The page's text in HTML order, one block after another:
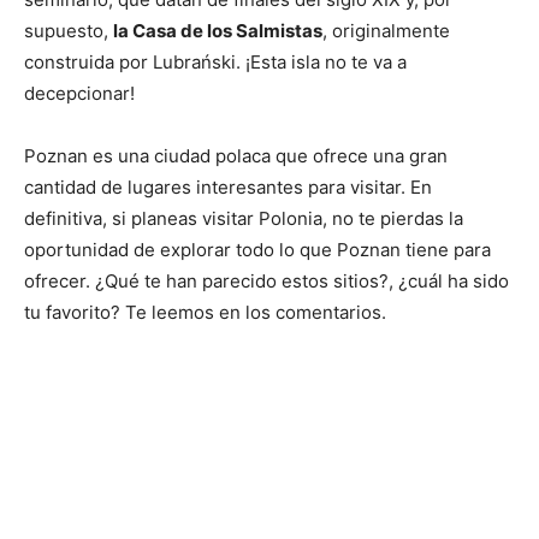
supuesto, la Casa de los Salmistas, originalmente
construida por Lubrański. ¡Esta isla no te va a
decepcionar!
Poznan es una ciudad polaca que ofrece una gran
cantidad de lugares interesantes para visitar. En
definitiva, si planeas visitar Polonia, no te pierdas la
oportunidad de explorar todo lo que Poznan tiene para
ofrecer. ¿Qué te han parecido estos sitios?, ¿cuál ha sido
tu favorito? Te leemos en los comentarios.